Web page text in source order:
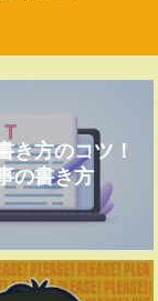
き方のコツ！
の書き方